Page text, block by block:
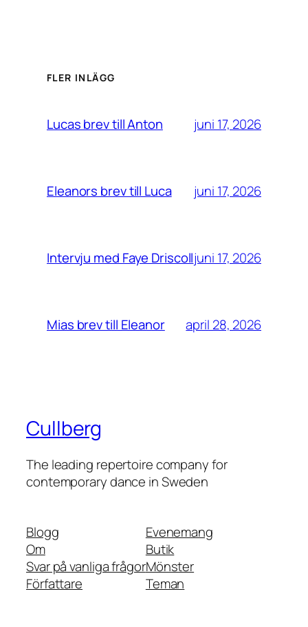
FLER INLÄGG
Lucas brev till Anton juni 17, 2026
Eleanors brev till Luca juni 17, 2026
Intervju med Faye Driscolljuni 17, 2026
Mias brev till Eleanor april 28, 2026
Cullberg
The leading repertoire company for
contemporary dance in Sweden
Blogg
Om
Svar på vanliga frågor
Författare
Evenemang
Butik
Mönster
Teman